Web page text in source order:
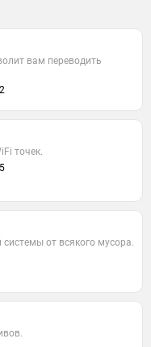
вам переводить
точек.
от всякого мусора.